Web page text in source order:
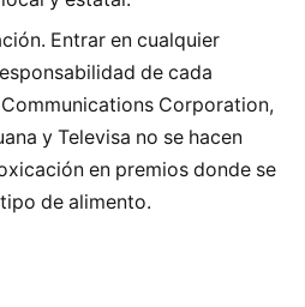
Entrar en cualquier
de cada
Corporation,
y Televisa no se hacen
en premios donde se
de alimento.